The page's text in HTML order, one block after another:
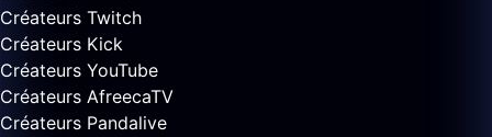
Créateurs Twitch
Créateurs Kick
Créateurs YouTube
Créateurs AfreecaTV
Créateurs Pandalive